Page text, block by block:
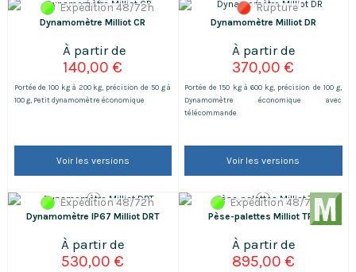
Dynamomètre Milliot CR
Expédition 48/72h
140,00 €
Portée de 100 kg à 200 kg, précision de 50 g à
100 g, Petit dynamomètre économique
Voir les versions
Dynamomètre Milliot DR
Rupture
370,00 €
Portée de 150 kg à 600 kg, précision de 100 g,
Dynamomètre économique avec
télécommande
Voir les versions
Dynamomètre IP67 Milliot DRT
Expédition 48/72h
530,00 €
Pèse-palettes Milliot TPF
Expédition 48/72h
895,00 €